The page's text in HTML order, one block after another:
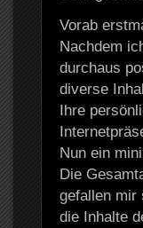
Vorab
Nachdem
durchaus
diverse
Ihre
Nun ein
Die
gefallen mir
die Inhalte